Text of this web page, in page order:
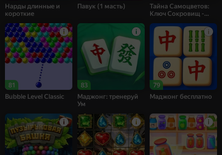
Нарды длинные и
короткие
Павук (1 масть)
Тайна Самоцветов:
Ключ Сокровищ -
81
Bubble Level Classic
83
Маджонг: тренеруй
Ум
79
Маджонг бесплатно